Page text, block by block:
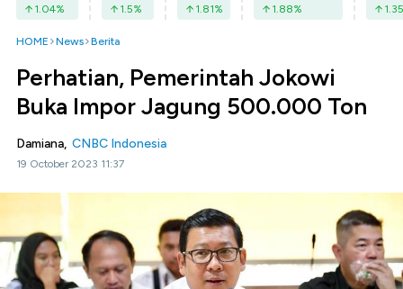
1.04% 1.5% 1.81% 1.88% 1.35
HOME News Berita
Perhatian, Pemerintah Jokowi
Buka Impor Jagung 500.000 Ton
Damiana, CNBC Indonesia
19 October 2023 11:37